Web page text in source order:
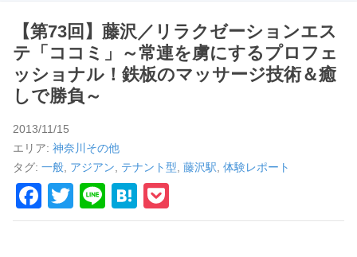
ー
ジ
途
下
車
の
＆
画
【第73回】藤沢／リラクゼーションエス
テ「ココミ」～常連を虜にするプロフェ
ッショナル！鉄板のマッサージ技術＆癒
しで勝負～
2013/11/15
エリア: 神奈川その他
タグ: 一般, アジアン, テナント型, 藤沢駅, 体験レポート
F
a
T
wi
Li
n
H
at o